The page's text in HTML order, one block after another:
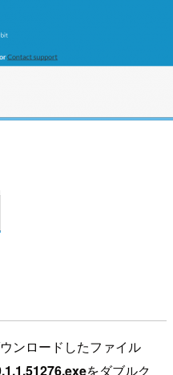
ンロードしたファイル
をダブルク